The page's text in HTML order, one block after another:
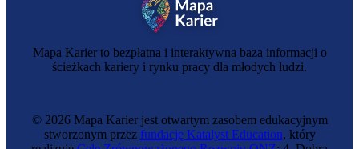
Specjalistka do spraw konsultingu
Mapa Karier to bezpłatna i interaktywna baza informacji o
ścieżkach kariery i rynku pracy dla młodych ludzi.
© 2026 Mapa Karier jest otwartym zasobem edukacyjnym
stworzonym przez fundację Katalyst Education, który